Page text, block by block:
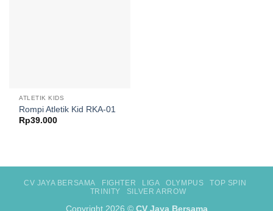
ATLETIK KIDS
Rompi Atletik Kid RKA-01
Rp39.000
CV JAYA BERSAMA FIGHTER LIGA OLYMPUS
TOP SPIN
TRINITY
SILVER ARROW
Copyright 2026 © CV Jaya Bersama